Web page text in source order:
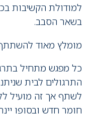
למודולת הקשיבות
בשאר הסבב.
מומלץ מאוד
כל מפגש מתחיל
התרגולים לבית
לשתף אך זה מועיל
חומר חדש ובסופו